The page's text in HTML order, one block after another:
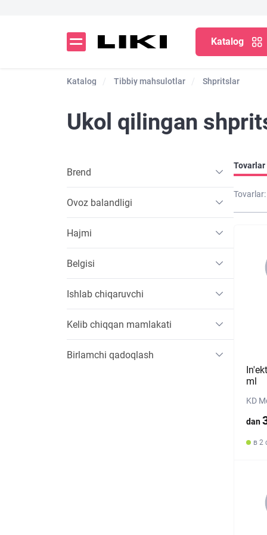
Katalog
Katalog Tibbiy mahsulotlar Shpritslar
Ukol qilingan
Brend
Ovoz balandligi
Hajmi
Belgisi
Ishlab chiqaruvchi
Kelib chiqqan mamlakati
Birlamchi qadoqlash
Tovarlar
Tovarlar:
ml
KD
dan
в 2